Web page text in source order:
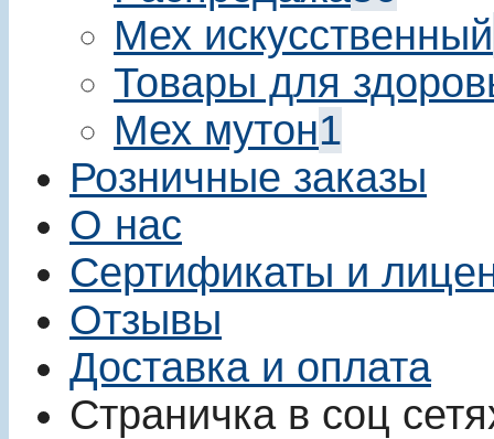
Мех искусственный
Товары для
Мех мутон1
Розничные заказы
О нас
Сертификаты и
Отзывы
Доставка и оплата
Страничка в соц